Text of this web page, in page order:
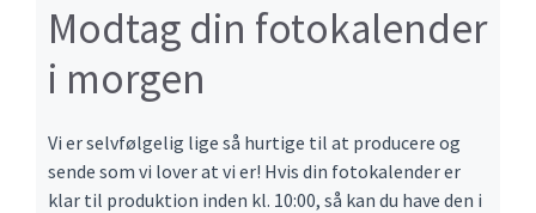
Modtag din fotokalender
i morgen
Vi er selvfølgelig lige så hurtige til at producere og
sende som vi lover at vi er! Hvis din fotokalender er
klar til produktion inden kl. 10:00, så kan du have den i